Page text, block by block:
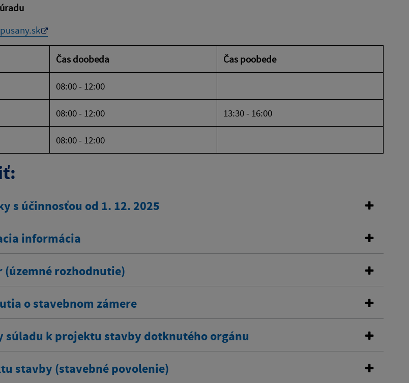
Čas doobeda Čas poobede
08:00 - 12:00
08:00 - 12:00 13:30 - 16:00
08:00 - 12:00
s účinnosťou od 1. 12. 2025
informácia
(územné rozhodnutie)
o stavebnom zámere
súladu k projektu stavby dotknutého orgánu
stavby (stavebné povolenie)